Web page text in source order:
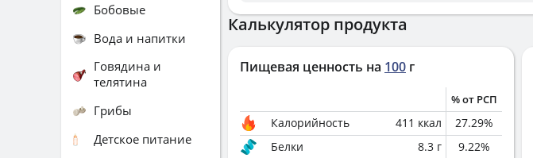
Калькулятор продукта
Пищевая ценность на 100 г
% от РСП
Калорийность 411 ккал 27.29%
Белки
8.3 г 9.22%
Бобовые
Вода и напитки
Говядина и
телятина
Грибы
Детское питание